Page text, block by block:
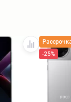
-25%